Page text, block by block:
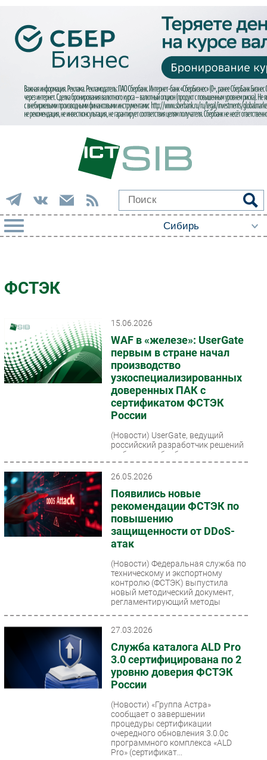
Импорто­замещение
Мобильная связь
Фиксированная связь
Интеграция
Рынок ПК
Кадры
Регулирование
Финансы
Web
Здоровье
РАЗДЕЛЫ
Новости
Аналитика
ФСТЭК
15.06.2026
WAF в «железе»: UserGate
первым в стране начал
производство
узкоспециализированных
доверенных ПАК с
сертификатом ФСТЭК
России
(Новости) UserGate, ведущий
российский разработчик решений
в области кибербезопасности и
архитектор сетевого доверия,
объявил о начале серийного...
26.05.2026
Появились новые
рекомендации ФСТЭК по
повышению
защищенности от DDoS-
атак
(Новости) Федеральная служба по
техническому и экспортному
контролю (ФСТЭК) выпустила
новый методический документ,
регламентирующий методы
27.03.2026
Служба каталога ALD Pro
3.0 сертифицирована по 2
уровню доверия ФСТЭК
России
(Новости) «Группа Астра»
сообщает о завершении
процедуры сертификации
очередного обновления 3.0.0с
программного комплекса «ALD
Pro» (сертификат...